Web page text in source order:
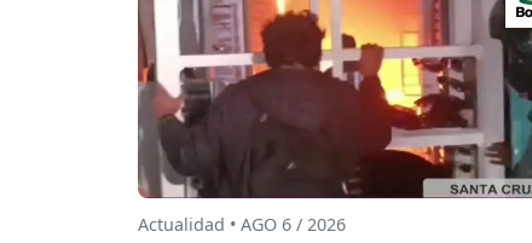
Actualidad • AGO 6 / 2026